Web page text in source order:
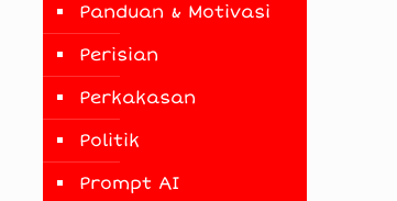
Panduan & Motivasi
Perisian
Perkakasan
Politik
Prompt AI